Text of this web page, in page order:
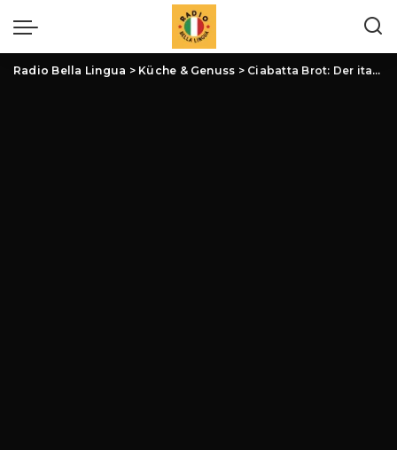
Radio Bella Lingua > Küche & Genuss > Ciabatta Brot: Der italienische Klassiker im Fokus